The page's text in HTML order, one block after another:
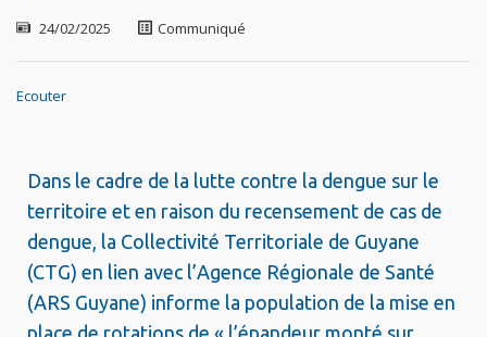
24/02/2025 Communiqué
Ecouter
Dans le cadre de la lutte contre la dengue sur le
territoire et en raison du recensement de cas de
dengue, la Collectivité Territoriale de Guyane
(CTG) en lien avec l’Agence Régionale de Santé
(ARS Guyane) informe la population de la mise en
place de rotations de « l’épandeur monté sur